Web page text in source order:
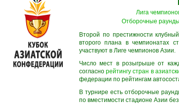
Лига
Отборочные раунды
Второй по престижности
второго плана в чемпионатах
участвуют в Лиге чемпионов Азии.
Число мест в розыгрыше от
согласнорейтингу стран в
федерации по рейтингам
В турнире есть отборочные
по вместимости стадионе Азии